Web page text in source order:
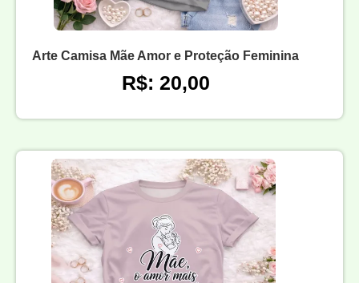
Arte Camisa Mãe Amor e Proteção Feminina
R$: 20,00